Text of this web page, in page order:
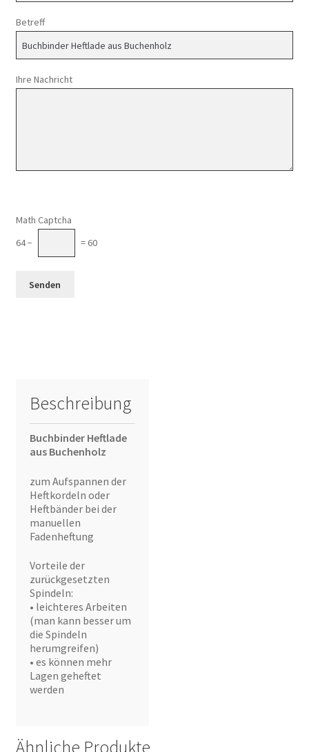
Betreff
Ihre Nachricht
Math Captcha
64 −
= 60
Beschreibung
Buchbinder Heftlade
aus Buchenholz
zum Aufspannen der
Heftkordeln oder
Heftbänder bei der
manuellen
Fadenheftung
Vorteile der
zurückgesetzten
Spindeln:
• leichteres Arbeiten
(man kann besser um
die Spindeln
herumgreifen)
• es können mehr
Lagen geheftet
werden
Ähnliche Produkte